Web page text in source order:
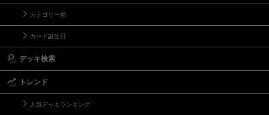
カテゴリー順
カード誕生日
デッキ検索
トレンド
人気デッキランキング